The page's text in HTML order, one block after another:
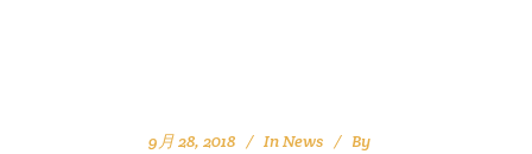
9月 28, 2018 InNews
By